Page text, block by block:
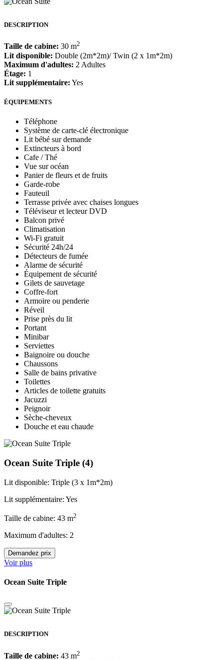
DESCRIPTION
Taille de cabine: 30 m2
Lit disponible: Double (2m*2m)/ Twin (2 x 1m*2m)
Maximum d'adultes: 2 Adultes
Étage: 1
Lit supplémentaire: Yes
ÉQUIPEMENTS
Téléphone
Système de carte-clé électronique
Lit bébé sur demande
Extincteurs à bord
Cafe / Thé
Vue sur océan
Panier de fleurs et de fruits
Garde-robe
Fauteuil
Terrasse privée avec chaises longues
Téléviseur et lecteur DVD
Balcon privé
Climatisation
Wi-Fi gratuit
Sécurité 24h/24
Détecteurs de fumée
Alarme de sécurité
Équipement de sécurité
Gilets de sauvetage
Coffre-fort
Armoire ou penderie
Réveil
Prise près du lit
Portant
Minibar
Serviettes
Baignoire ou douche
Chaussons
Salle de bains privative
Toilettes
Articles de toilette gratuits
Jacuzzi
Peignoir
Sèche-cheveux
Douche et eau chaude
Ocean Suite Triple (4)
Lit disponible: Triple (3 x 1m*2m)
Lit supplémentaire: Yes
Taille de cabine: 43 m2
Maximum d'adultes: 2
Demandez prix
Voir plus
Ocean Suite Triple
DESCRIPTION
Taille de cabine: 43 m2